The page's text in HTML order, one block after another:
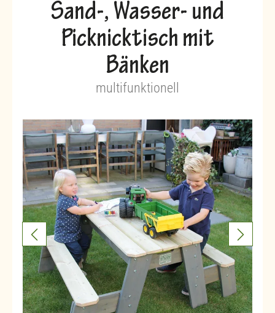
Sand-, Wasser- und
Picknicktisch mit
Bänken
multifunktionell